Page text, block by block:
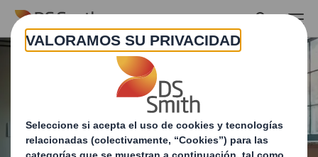
Skip to main content